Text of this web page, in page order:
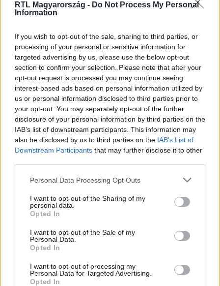
RTL Magyarország - Do Not Process My Personal
Information
If you wish to opt-out of the sale, sharing to third parties, or
processing of your personal or sensitive information for
targeted advertising by us, please use the below opt-out
section to confirm your selection. Please note that after your
opt-out request is processed you may continue seeing
interest-based ads based on personal information utilized by
us or personal information disclosed to third parties prior to
your opt-out. You may separately opt-out of the further
disclosure of your personal information by third parties on the
IAB’s list of downstream participants. This information may
also be disclosed by us to third parties on the IAB’s List of
Downstream Participants that may further disclose it to other
Please note that this website/app uses one or more Google
not limited to your visit or usage behaviour. You may click to
grant or deny consent to Google and its third-party tags to
use your data for below specified purposes in below Google
consent section.
Personal Data Processing Opt Outs
I want to opt-out of the Sharing of my
personal data.
Opted In
I want to opt-out of the Sale of my
Personal Data.
Opted In
I want to opt-out of processing my
Personal Data for Targeted Advertising.
Opted In
Facebookon is!
#A KONYHAFŐNÖK # KONYHAFŐNÖK
FÖRDŐS ZÉ
VÁRI DÁVID #LOKODI ÁKOS #TÖLTÖTT PAPRIKA
Népszerű